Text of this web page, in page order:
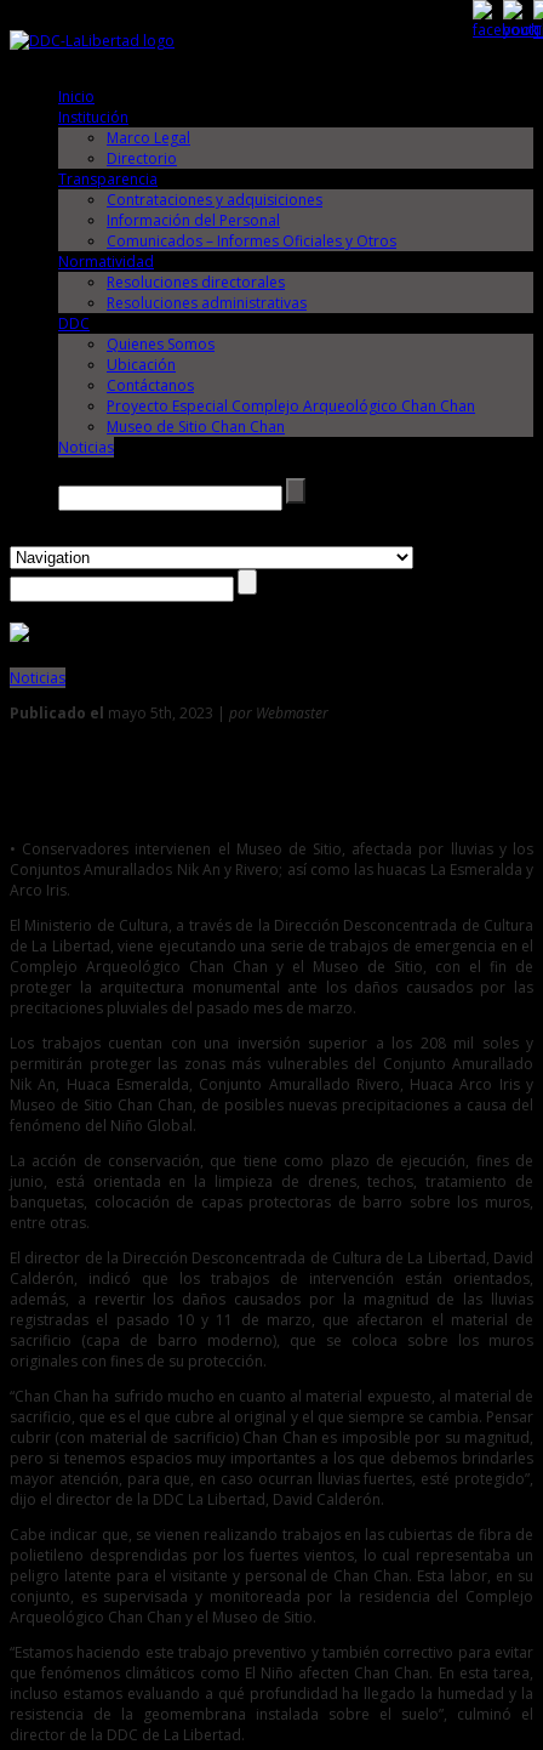
Inicio
Institución
Marco Legal
Directorio
Transparencia
Contrataciones y adquisiciones
Información del Personal
Comunicados – Informes Oficiales y Otros
Normatividad
Resoluciones directorales
Resoluciones administrativas
DDC
Quienes Somos
Ubicación
Contáctanos
Proyecto Especial Complejo Arqueológico Chan Chan
Museo de Sitio Chan Chan
Noticias
Noticias
Publicado el mayo 5th, 2023 | por Webmaster
• Conservadores intervienen el Museo de Sitio, afectada por lluvias y los
Conjuntos Amurallados Nik An y Rivero; así como las huacas La Esmeralda y
Arco Iris.
El Ministerio de Cultura, a través de la Dirección Desconcentrada de Cultura
de La Libertad, viene ejecutando una serie de trabajos de emergencia en el
Complejo Arqueológico Chan Chan y el Museo de Sitio, con el fin de
proteger la arquitectura monumental ante los daños causados por las
precitaciones pluviales del pasado mes de marzo.
Los trabajos cuentan con una inversión superior a los 208 mil soles y
permitirán proteger las zonas más vulnerables del Conjunto Amurallado
Nik An, Huaca Esmeralda, Conjunto Amurallado Rivero, Huaca Arco Iris y
Museo de Sitio Chan Chan, de posibles nuevas precipitaciones a causa del
fenómeno del Niño Global.
La acción de conservación, que tiene como plazo de ejecución, fines de
junio, está orientada en la limpieza de drenes, techos, tratamiento de
banquetas, colocación de capas protectoras de barro sobre los muros,
entre otras.
El director de la Dirección Desconcentrada de Cultura de La Libertad, David
Calderón, indicó que los trabajos de intervención están orientados,
además, a revertir los daños causados por la magnitud de las lluvias
registradas el pasado 10 y 11 de marzo, que afectaron el material de
sacrificio (capa de barro moderno), que se coloca sobre los muros
originales con fines de su protección.
“Chan Chan ha sufrido mucho en cuanto al material expuesto, al material de
sacrificio, que es el que cubre al original y el que siempre se cambia. Pensar
cubrir (con material de sacrificio) Chan Chan es imposible por su magnitud,
pero si tenemos espacios muy importantes a los que debemos brindarles
mayor atención, para que, en caso ocurran lluvias fuertes, esté protegido”,
dijo el director de la DDC La Libertad, David Calderón.
Cabe indicar que, se vienen realizando trabajos en las cubiertas de fibra de
polietileno desprendidas por los fuertes vientos, lo cual representaba un
peligro latente para el visitante y personal de Chan Chan. Esta labor, en su
conjunto, es supervisada y monitoreada por la residencia del Complejo
Arqueológico Chan Chan y el Museo de Sitio.
“Estamos haciendo este trabajo preventivo y también correctivo para evitar
que fenómenos climáticos como El Niño afecten Chan Chan. En esta tarea,
incluso estamos evaluando a qué profundidad ha llegado la humedad y la
resistencia de la geomembrana instalada sobre el suelo”, culminó el
director de la DDC de La Libertad.